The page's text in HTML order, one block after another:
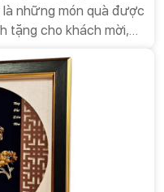
những món quà được
tặng cho khách mời,
mặt quan trọng.